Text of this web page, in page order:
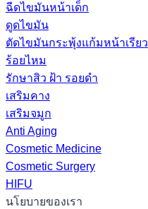
ฉีดไขมันหน้าเด็ก
ดูดไขมัน
ตัดไขมันกระพุ้งแก้มหน้าเรียว
ร้อยไหม
รักษาสิว ฝ้า รอยดำ
เสริมคาง
เสริมจมูก
Anti Aging
Cosmetic Medicine
Cosmetic Surgery
HIFU
นโยบายของเรา